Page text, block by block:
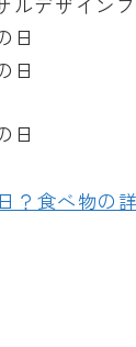
日
日
日
？食べ物の